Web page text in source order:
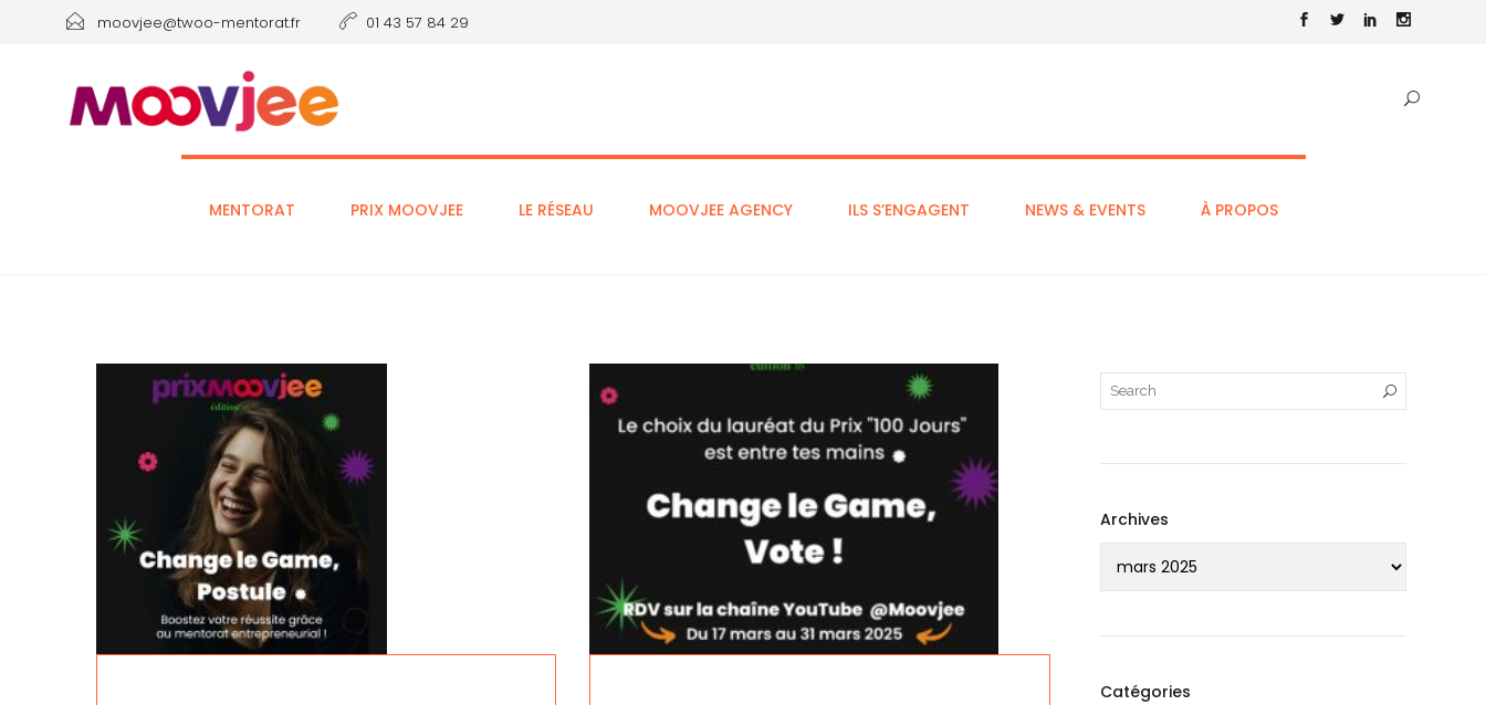
moovjee@twoo-mentorat.fr 01 43 57 84 29
MENTORAT PRIX MOOVJEE LE RÉSEAU MOOVJEE AGENCY ILS S’ENGAGENT NEWS & EVENTS À PROPOS
Archives
Catégories